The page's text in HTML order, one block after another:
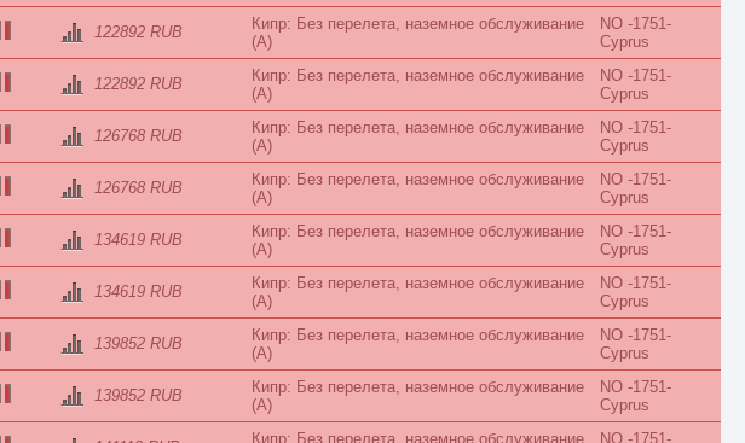
Garden
Grand
Ground Floor
Honeymoon
Inland View
Jacuzzi
Junior Suite
Kitchen
Lagoon
Lake House
Large
Loft
Luxe
122892 RUB
Кипр: Без перелета, наземное обслуживание
(A)
NO -1751-
Cyprus
122892 RUB
Кипр: Без перелета, наземное обслуживание
(A)
NO -1751-
Cyprus
126768 RUB
Кипр: Без перелета, наземное обслуживание
(A)
NO -1751-
Cyprus
126768 RUB
Кипр: Без перелета, наземное обслуживание
(A)
NO -1751-
Cyprus
134619 RUB
Кипр: Без перелета, наземное обслуживание
(A)
NO -1751-
Cyprus
134619 RUB
Кипр: Без перелета, наземное обслуживание
(A)
NO -1751-
Cyprus
139852 RUB
Кипр: Без перелета, наземное обслуживание
(A)
NO -1751-
Cyprus
139852 RUB
Кипр: Без перелета, наземное обслуживание
(A)
NO -1751-
Cyprus
Кипр: Без перелета, наземное обслуживание
NO -1751-